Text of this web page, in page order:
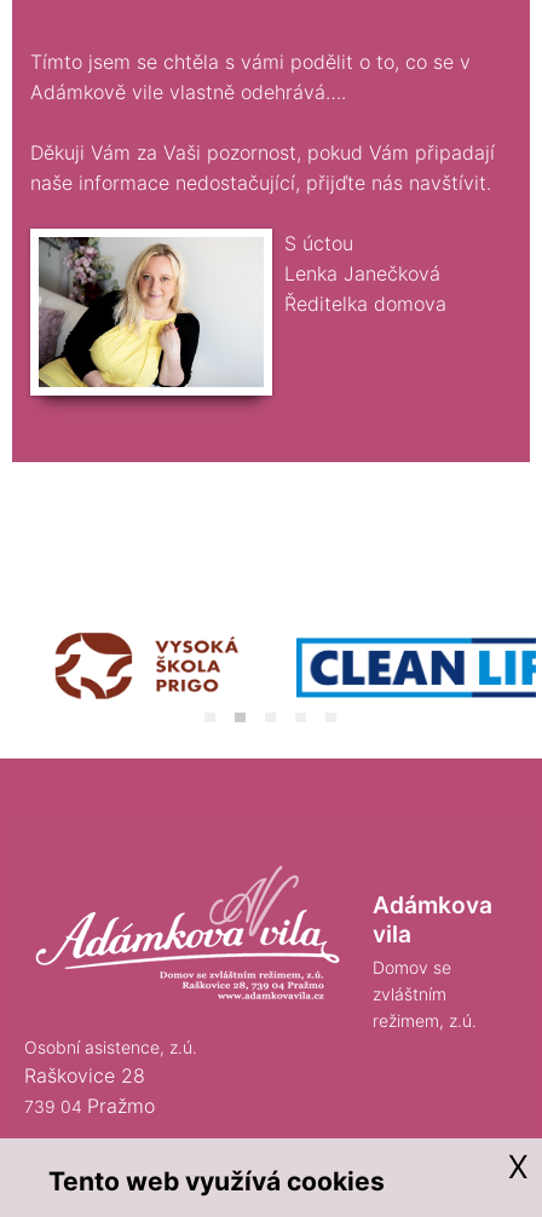
Tímto jsem se chtěla s vámi podělit o to, co se v
Adámkově vile vlastně odehrává….
Děkuji Vám za Vaši pozornost, pokud Vám připadají
naše informace nedostačující, přijďte nás navštívit.
S úctou
Lenka Janečková
Ředitelka domova
Adámkova
vila
Domov se
zvláštním
režimem, z.ú.
Osobní asistence, z.ú.
Raškovice 28
739 04 Pražmo
Tento web využívá cookies x